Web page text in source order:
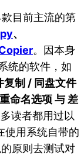
目前主流的第
、
。因本身
统的软件，如
复制 / 同盘文件
命名选项 与 差
读者都用过以
使用系统自带的
原则去测试对